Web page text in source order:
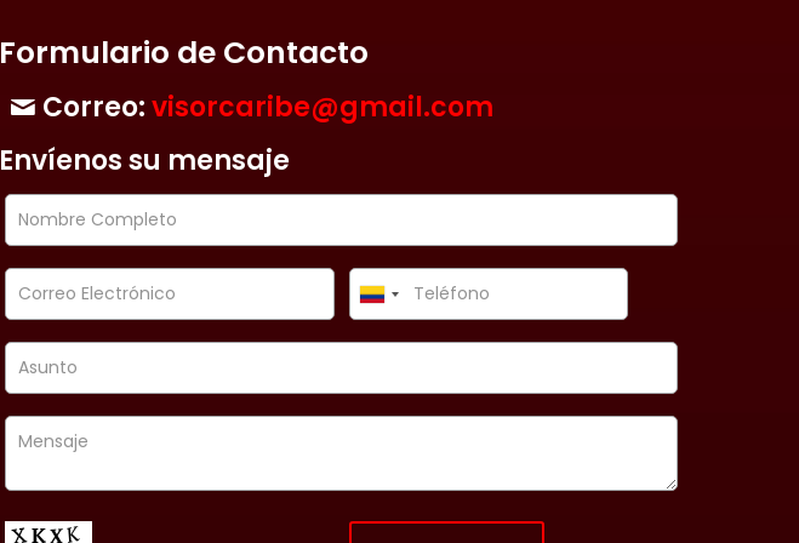
Formulario de Contacto
Correo:visorcaribe@gmail.com
Envíenos su mensaje